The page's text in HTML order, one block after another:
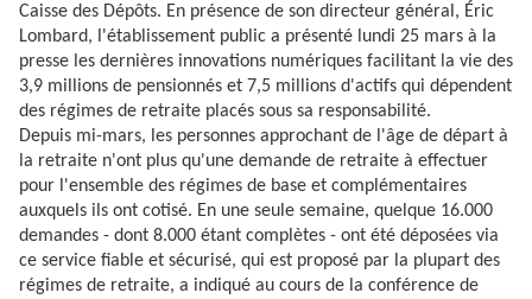
Caisse des Dépôts. En présence de son directeur général, Éric
Lombard, l'établissement public a présenté lundi 25 mars à la
presse les dernières innovations numériques facilitant la vie des
3,9 millions de pensionnés et 7,5 millions d'actifs qui dépendent
des régimes de retraite placés sous sa responsabilité.
Depuis mi-mars, les personnes approchant de l'âge de départ à
la retraite n'ont plus qu'une demande de retraite à effectuer
pour l'ensemble des régimes de base et complémentaires
auxquels ils ont cotisé. En une seule semaine, quelque 16.000
demandes - dont 8.000 étant complètes - ont été déposées via
ce service fiable et sécurisé, qui est proposé par la plupart des
régimes de retraite, a indiqué au cours de la conférence de